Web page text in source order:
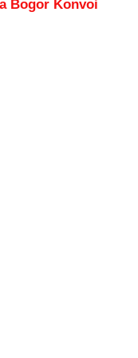
Bogor Konvoi